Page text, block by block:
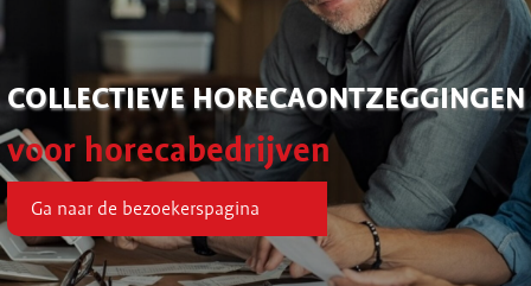
COLLECTIEVE HORECAONTZEGGINGEN
voor horecabedrijven
Ga naar de bezoekerspagina